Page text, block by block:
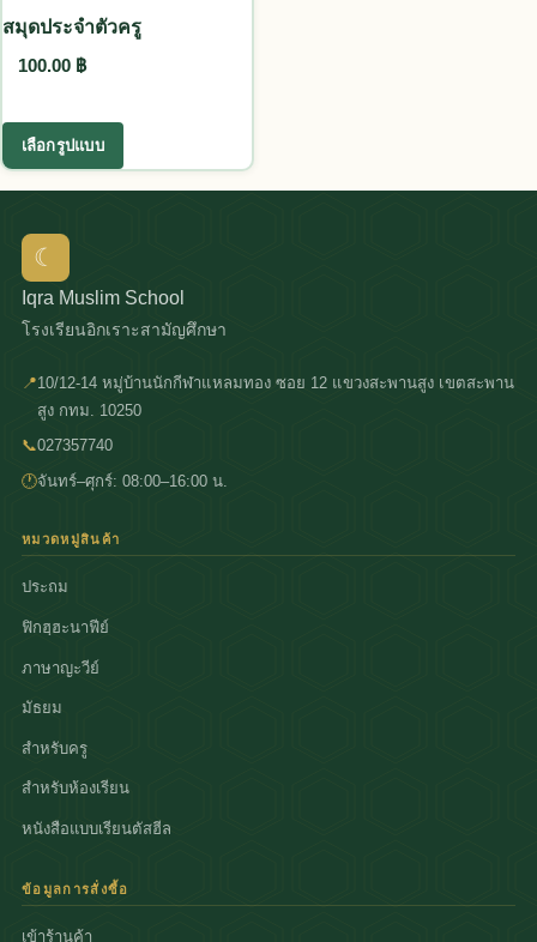
สมุดประจำตัวครู
100.00 ฿
เลือกรูปแบบ
This product has multiple variants. The options
☾
Iqra Muslim School
โรงเรียนอิกเราะสามัญศึกษา
📍10/12-14 หมู่บ้านนักกีฬาแหลมทอง ซอย 12 แขวงสะพานสูง เขตสะพาน
สูง กทม. 10250
📞027357740
🕐จันทร์–ศุกร์: 08:00–16:00 น.
หมวดหมู่สินค้า
ประถม
ฟิกฮฺฮะนาฟีย์
ภาษาญะวีย์
มัธยม
สำหรับครู
สำหรับห้องเรียน
หนังสือแบบเรียนตัสฮีล
ข้อมูลการสั่งซื้อ
เข้าร้านค้า